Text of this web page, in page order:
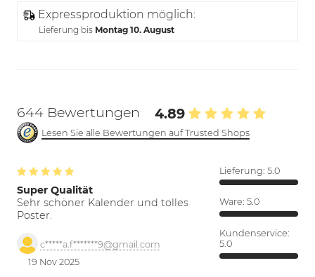
Expressproduktion möglich:
Lieferung bis Montag 10. August
644 Bewertungen 4.89
Lesen Sie alle Bewertungen auf Trusted Shops
Super Qualität
Sehr schöner Kalender und tolles
Poster.
c*****a.f*******9@gmail.com
19 Nov 2025
Lieferung: 5.0
Ware: 5.0
Kundenservice:
5.0